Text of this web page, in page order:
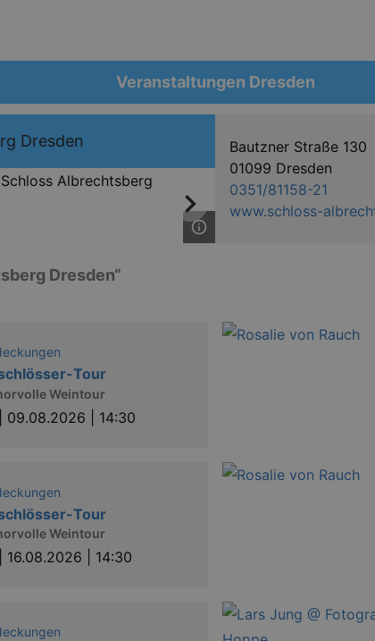
Veranstaltungen Dresden
Dresden
Bautzner Straße 130
01099 Dresden
0351/81158-21
www.schloss-
Dresden“
Tour
Weintour
09.08.2026 | 14:30
Tour
Weintour
16.08.2026 | 14:30